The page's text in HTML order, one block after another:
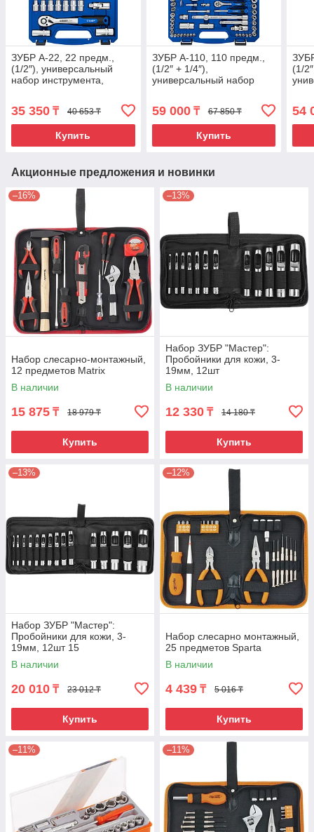
ЗУБР А-22, 22 предм.,
(1/2″), универсальный
набор инструмента,
35 350 ₸ 40 653 ₸
Купить
ЗУБР А-110, 110 предм.,
(1/2″ + 1/4″),
универсальный набор
H110)
59 000₸ 67 850 ₸
Купить
(1/
H82)
54
Акционные предложения и новинки
–16%
Набор слесарно-монтажный,
12 предметов Matrix
В наличии
15 875 ₸ 18 979 ₸
Купить
–13%
Набор ЗУБР "Мастер":
Пробойники для кожи, 3-
19мм, 12шт
В наличии
12 330 ₸ 14 180 ₸
Купить
–13%
Набор ЗУБР "Мастер":
Пробойники для кожи, 3-
19мм, 12шт 15
В наличии
20 010 ₸ 23 012 ₸
Купить
–12%
Набор слесарно монтажный,
25 предметов Sparta
В наличии
4 439 ₸ 5 016 ₸
Купить
–11% –11%